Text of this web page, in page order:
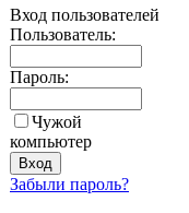
Вход пользователей
Пользователь:
Пароль:
Чужой
компьютер
Забыли пароль?